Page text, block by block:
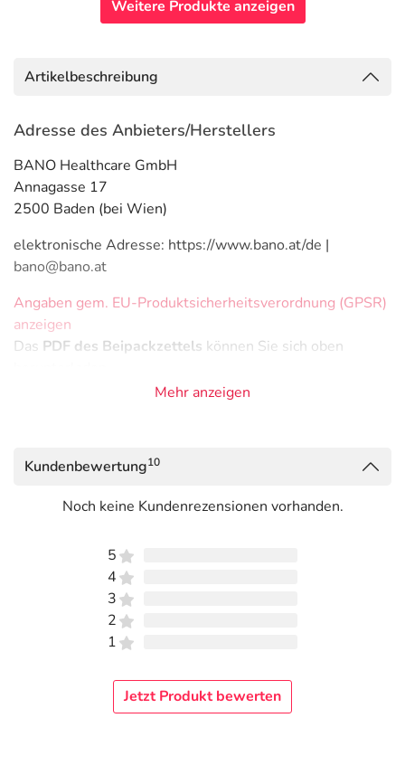
Weitere Produkte anzeigen
Artikelbeschreibung
Adresse des Anbieters/Herstellers
BANO Healthcare GmbH
Annagasse 17
2500 Baden (bei Wien)
elektronische Adresse: https://www.bano.at/de |
bano@bano.at
Angaben gem. EU-Produktsicherheitsverordnung (GPSR)
anzeigen
Das PDF des Beipackzettels können Sie sich oben
Mehr anzeigen
Kundenbewertung10
Noch keine Kundenrezensionen vorhanden.
5
4
3
2
1
Jetzt Produkt bewerten